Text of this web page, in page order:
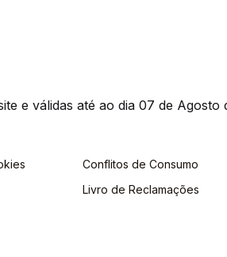
e válidas até ao dia 07 de
Conflitos de Consumo
Livro de Reclamações